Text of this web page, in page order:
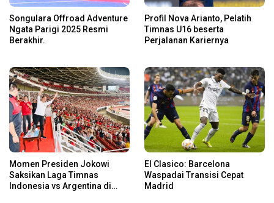
Songulara Offroad Adventure
Ngata Parigi 2025 Resmi
Berakhir.
Profil Nova Arianto, Pelatih
Timnas U16 beserta
Perjalanan Kariernya
Momen Presiden Jokowi
Saksikan Laga Timnas
Indonesia vs Argentina di
El Clasico: Barcelona
Waspadai Transisi Cepat
Madrid